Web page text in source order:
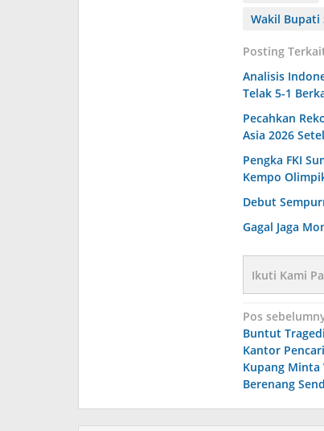
Wakil Bupati
Posting
Analisis
Telak 5-1
Pecahkan
Asia 2026
Pengka FKI
Kempo
Debut
Gagal Jaga
Ikuti Kami
pos
Pos
Buntut
Kantor
Kupang Minta
Berenang